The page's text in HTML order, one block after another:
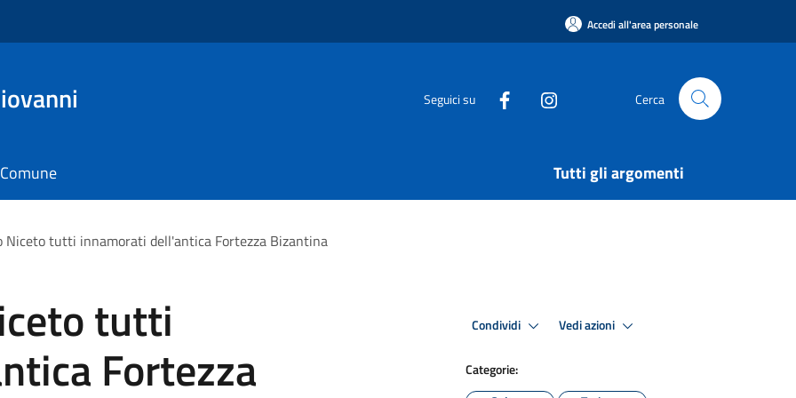
Accedi all'area personale
Seguici su Cerca
Tutti gli argomenti
Niceto tutti innamorati dell'antica Fortezza Bizantina
tutti
Fortezza
Condividi Vedi azioni
Categorie: